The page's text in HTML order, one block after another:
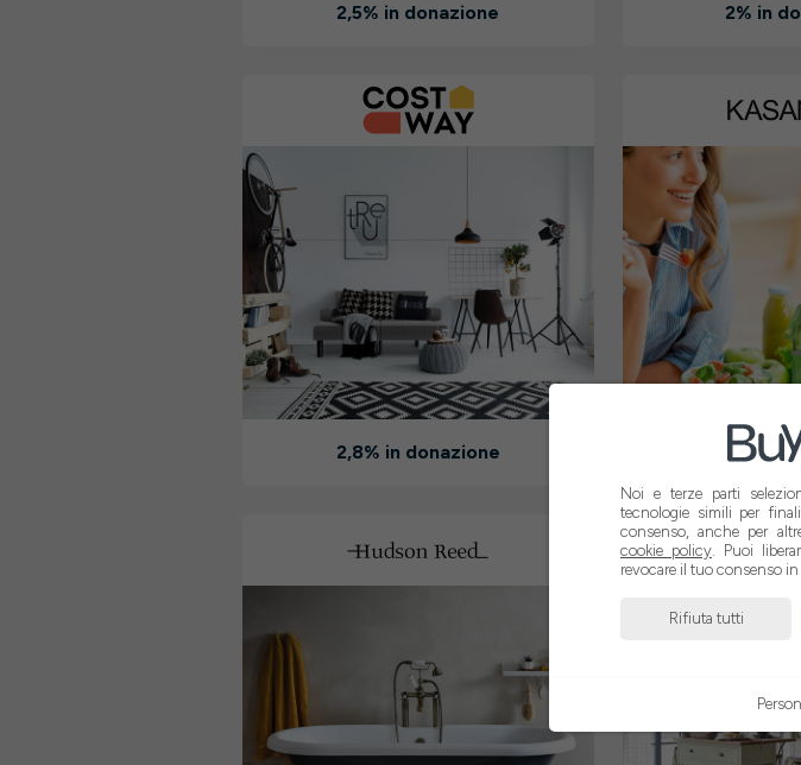
2,5% in donazione 2% in
2,8% in donazione 3,85% in
Noi e terze parti
tecnologie simili per
consenso, anche per
cookie policy . Puoi
revocare il tuo consenso
Rifiuta tutti